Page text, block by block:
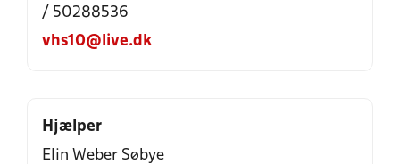
/ 50288536
vhs10@live.dk
Hjælper
Elin Weber Søbye